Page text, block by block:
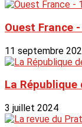
Ouest France
11 septembre
La République
3 juillet 2024